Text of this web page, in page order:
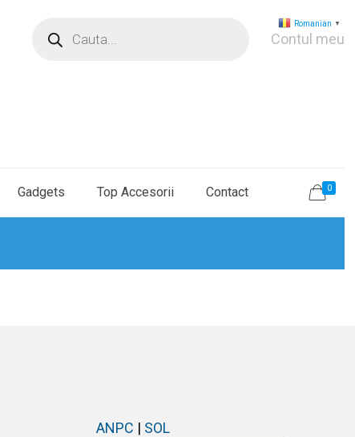
search
Contul meu
Gadgets Top Accesorii Contact 0
ANPC | SOL
Romanian ▼